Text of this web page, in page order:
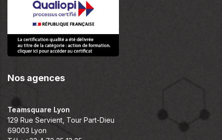
Nos agences
Teamsquare Lyon
129 Rue Servient, Tour Part-Dieu
69003 Lyon